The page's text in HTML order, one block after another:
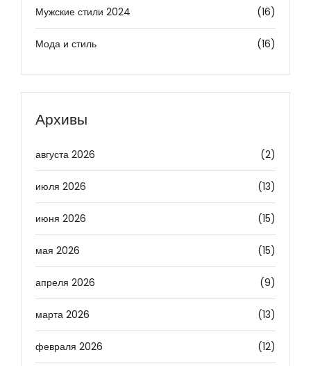
Мужские стили 2024 (16)
Мода и стиль (16)
Архивы
августа 2026 (2)
июля 2026 (13)
июня 2026 (15)
мая 2026 (15)
апреля 2026 (9)
марта 2026 (13)
февраля 2026 (12)